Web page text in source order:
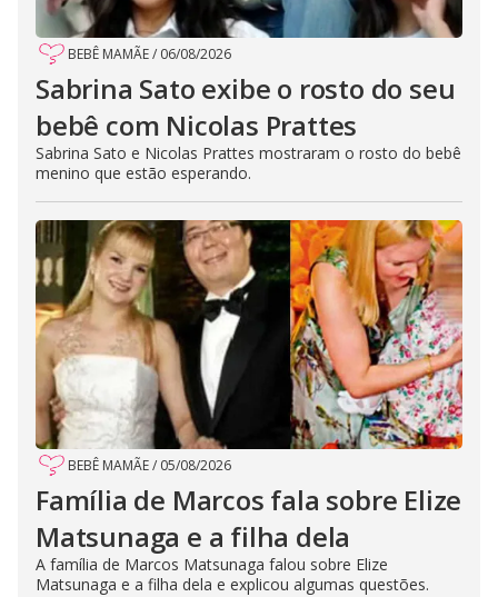
BEBÊ MAMÃE/ 06/08/2026
Sabrina Sato exibe o rosto do seu
bebê com Nicolas Prattes
Sabrina Sato e Nicolas Prattes mostraram o rosto do bebê
menino que estão esperando.
BEBÊ MAMÃE/ 05/08/2026
Família de Marcos fala sobre Elize
Matsunaga e a filha dela
A família de Marcos Matsunaga falou sobre Elize
Matsunaga e a filha dela e explicou algumas questões.